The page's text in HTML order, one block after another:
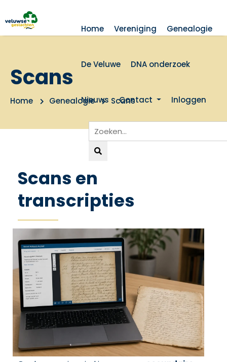
Home Vereniging Genealogie
De Veluwe DNA onderzoek
Nieuws Contact Inloggen
Scans
Home Genealogie Scans
Scans en
transcripties